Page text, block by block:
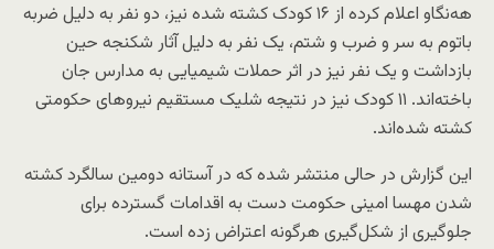
هه‌نگاو اعلام کرده از ۱۶ کودک کشته شده نیز، دو نفر به دلیل ضربه
باتوم به سر و ضرب و شتم، یک نفر به دلیل آثار شکنجه حین
بازداشت و یک نفر نیز در اثر حملات شیمیایی به مدارس جان
باخته‌اند. ۱۱ کودک نیز در نتیجه شلیک مستقیم نیروهای حکومتی
کشته شده‌اند.
این گزارش در حالی منتشر شده که در آستانه دومین سالگرد کشته
شدن مهسا امینی حکومت دست به اقدامات گسترده برای
جلوگیری از شکل‌گیری هرگونه اعتراض زده است.